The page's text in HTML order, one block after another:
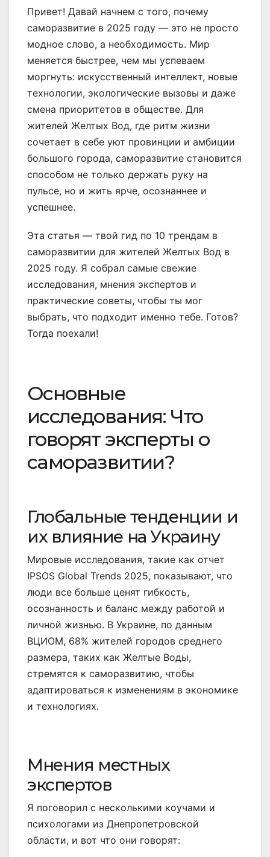
Привет! Давай начнем с того, почему
саморазвитие в 2025 году — это не просто
модное слово, а необходимость. Мир
меняется быстрее, чем мы успеваем
моргнуть: искусственный интеллект, новые
технологии, экологические вызовы и даже
смена приоритетов в обществе. Для
жителей Желтых Вод, где ритм жизни
сочетает в себе уют провинции и амбиции
большого города, саморазвитие становится
способом не только держать руку на
пульсе, но и жить ярче, осознаннее и
успешнее.
Эта статья — твой гид по 10 трендам в
саморазвитии для жителей Желтых Вод в
2025 году. Я собрал самые свежие
исследования, мнения экспертов и
практические советы, чтобы ты мог
выбрать, что подходит именно тебе. Готов?
Тогда поехали!
Основные
исследования: Что
говорят эксперты о
саморазвитии?
Глобальные тенденции и
их влияние на Украину
Мировые исследования, такие как отчет
IPSOS Global Trends 2025, показывают, что
люди все больше ценят гибкость,
осознанность и баланс между работой и
личной жизнью. В Украине, по данным
ВЦИОМ, 68% жителей городов среднего
размера, таких как Желтые Воды,
стремятся к саморазвитию, чтобы
адаптироваться к изменениям в экономике
и технологиях.
Мнения местных
экспертов
Я поговорил с несколькими коучами и
психологами из Днепропетровской
области, и вот что они говорят: